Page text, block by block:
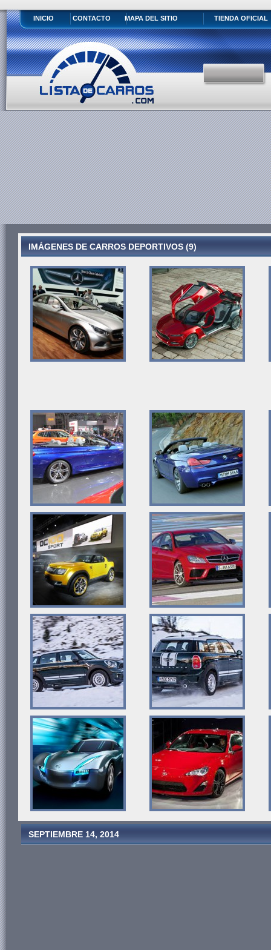
INICIO CONTACTO MAPA DEL SITIO TIENDA OFICIAL
IMÁGENES DE CARROS DEPORTIVOS (9)
SEPTIEMBRE 14, 2014